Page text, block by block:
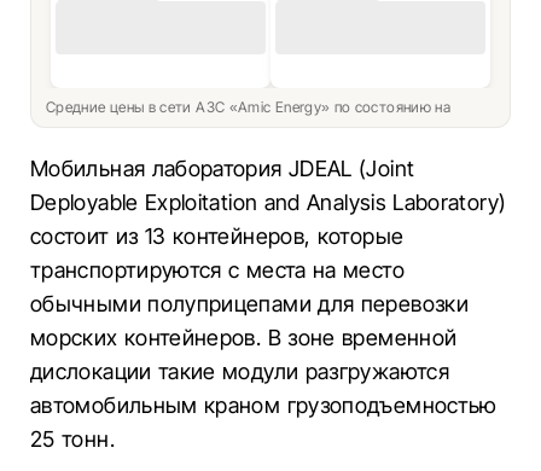
Средние цены в сети АЗС «Amic Energy» по состоянию на
Мобильная лаборатория JDEAL (Joint
Deployable Exploitation and Analysis Laboratory)
состоит из 13 контейнеров, которые
транспортируются с места на место
обычными полуприцепами для перевозки
морских контейнеров. В зоне временной
дислокации такие модули разгружаются
автомобильным краном грузоподъемностью
25 тонн.